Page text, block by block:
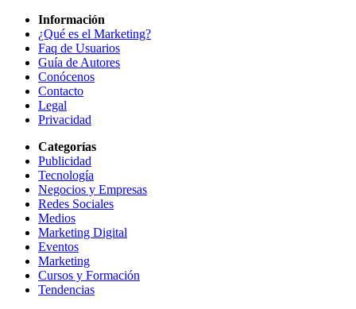
Información
¿Qué es el Marketing?
Faq de Usuarios
Guía de Autores
Conócenos
Contacto
Legal
Privacidad
Categorías
Publicidad
Tecnología
Negocios y Empresas
Redes Sociales
Medios
Marketing Digital
Eventos
Marketing
Cursos y Formación
Tendencias